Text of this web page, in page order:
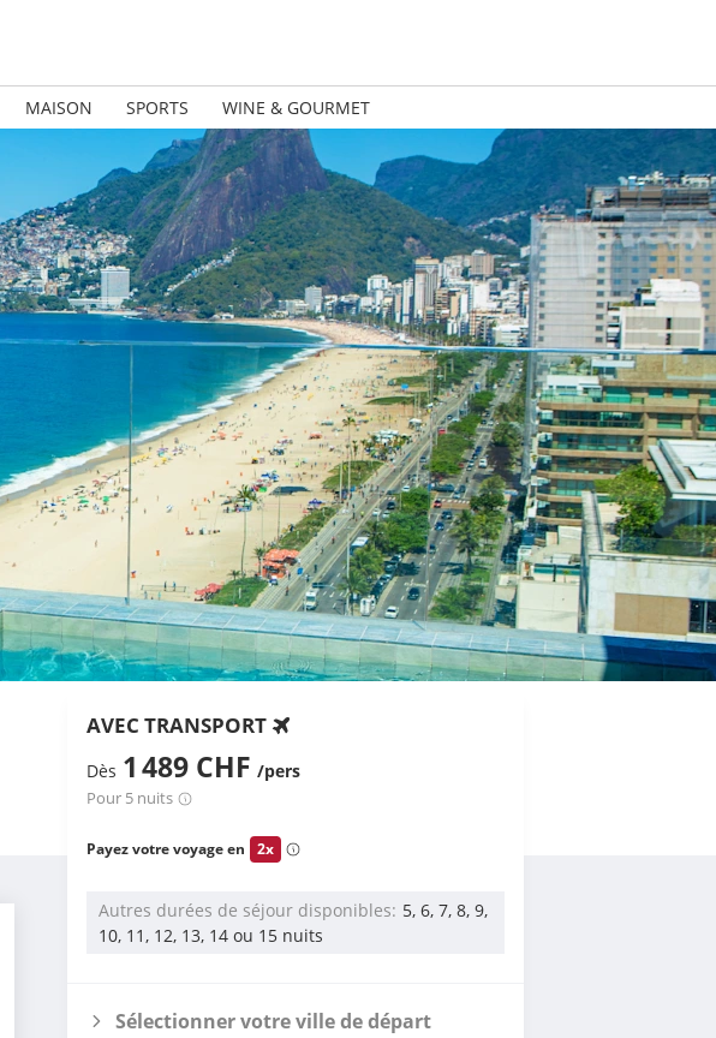
MAISON SPORTS WINE & GOURMET
AVEC TRANSPORT
Dès 1 489 CHF /pers
Pour 5 nuits
Payez votre voyage en 2x
Autres durées de séjour disponibles 5, 6, 7, 8, 9,
10, 11, 12, 13, 14 ou 15 nuits
Sélectionner votre ville de départ